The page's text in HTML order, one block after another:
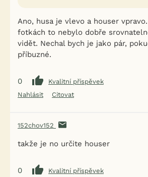
Ano, husa je vlevo a houser
fotkách to nebylo dobře
vidět. Nechal bych je jako pár,
příbuzné.
0
Kvalitní příspěvek
Nahlásit
Citovat
152chov152
takže je no určite houser
0
Kvalitní příspěvek